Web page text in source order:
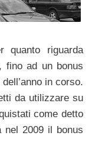
riguarda
, fino ad un bonus
in corso.
da utilizzare su
come detto
nel 2009 il bonus